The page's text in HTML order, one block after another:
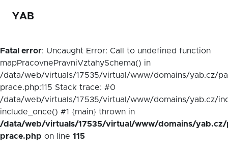
YAB
Fatal error: Uncaught Error: Call to undefined function
mapPracovnePravniVztahySchema() in
/data/web/virtuals/17535/virtual/www/domains/yab.cz/
prace.php:115 Stack trace: #0
/data/web/virtuals/17535/virtual/www/domains/yab.cz/
include_once() #1 {main} thrown in
/data/web/virtuals/17535/virtual/www/domains/yab.cz/
prace.php on line 115